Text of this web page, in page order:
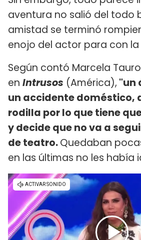
aventura no salió del todo
amistad se terminó
enojo del actor para con
Según contó Marcela Tauro
en Intrusos (América), "un
un accidente doméstico,
rodilla por lo que tiene
y decide que no va a
de teatro.Quedaban
en las últimas no les había